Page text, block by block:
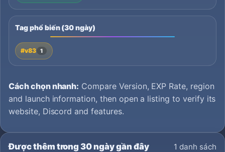
Tag phổ biến (30 ngày)
#v83 1
Cách chọn nhanh: Compare Version, EXP Rate, region
and launch information, then open a listing to verify its
website, Discord and features.
Được thêm trong 30 ngày gần đây 1 danh sách